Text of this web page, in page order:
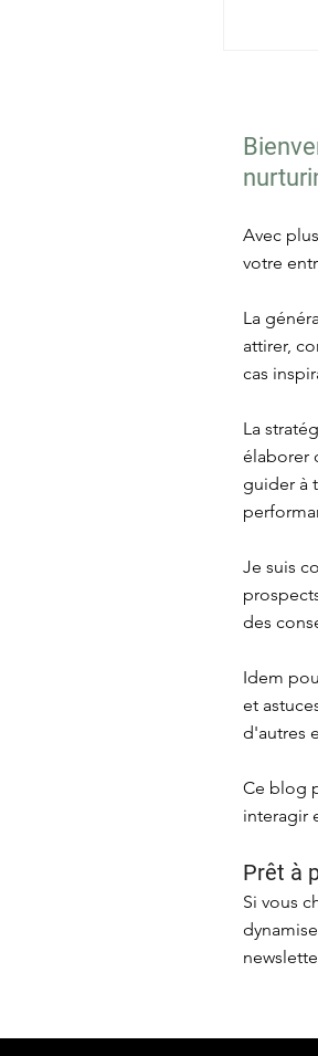
Avec
votre
La
attirer,
cas
La
élaborer
guider à
Je suis
des
Idem
et
d'autres
Ce blog
interagir
Prêt à
Si vous